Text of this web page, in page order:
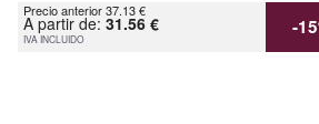
Precio anterior 37.13 €
A partir de: 31.56 €
IVA INCLUIDO -